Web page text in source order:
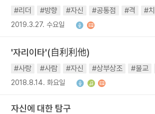
#리더 #방향 #자신 #공통점 #격 #치
2019.3.27. 수요일
'자리이타'(自利利他)
#사랑 #사람 #자신 #상부상조 #불교
2018.8.14. 화요일
자신에 대한 탐구